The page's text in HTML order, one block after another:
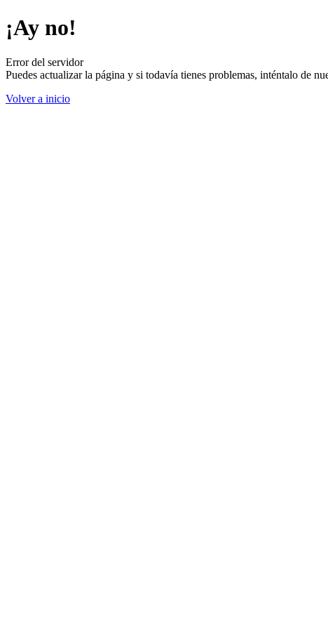
¡Ay no!
Error del servidor
Puedes actualizar la página y si todavía tienes problemas, inténtalo de
Volver a inicio